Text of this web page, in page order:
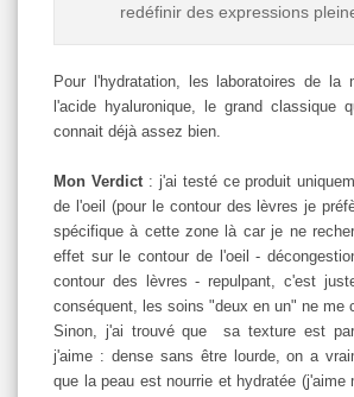
redéfinir des expressions
Pour l'hydratation, les laboratoires de la
l'acide hyaluronique, le grand classique
connait déjà assez bien.
Mon Verdict: j'ai testé ce produit
de l'oeil (pour le contour des lèvres je
spécifique à cette zone là car je ne
effet sur le contour de l'oeil -
contour des lèvres - repulpant, c'est
conséquent, les soins "deux en un" ne me
Sinon, j'ai trouvé que sa texture est
j'aime : dense sans être lourde, on a
que la peau est nourrie et hydratée (j'aime